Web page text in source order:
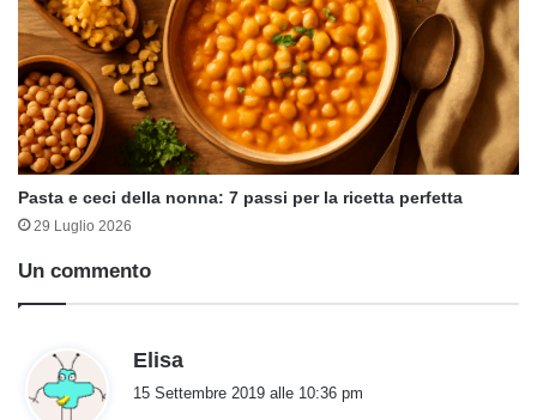
Pasta e ceci della nonna: 7 passi per la ricetta perfetta
29 Luglio 2026
Un commento
Elisa
15 Settembre 2019 alle 10:36 pm